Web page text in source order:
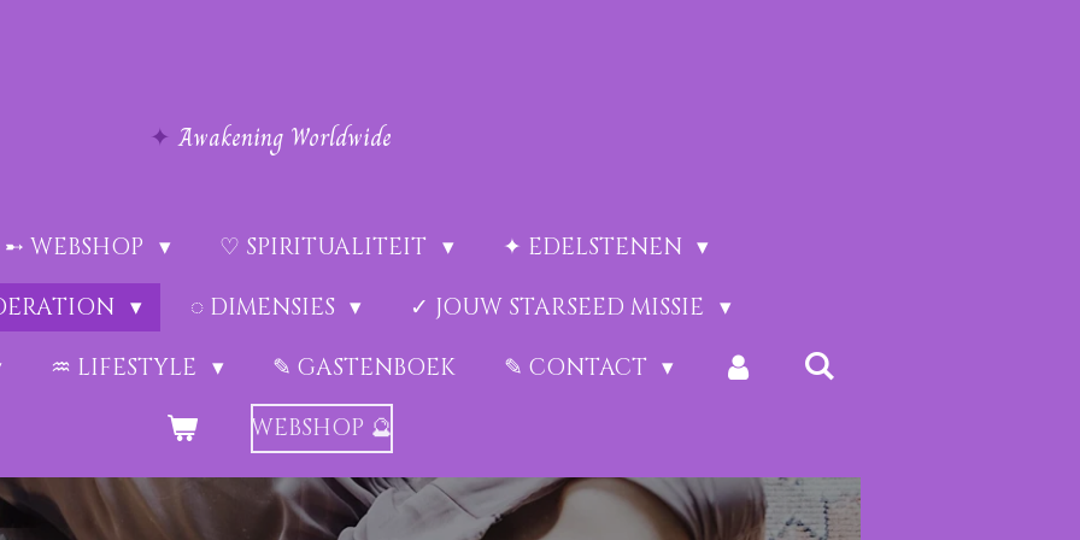
✦ Awakening Worldwide
➸ WEBSHOP ♡ SPIRITUALITEIT
✦ EDELSTENEN
◌ DIMENSIES
✓ JOUW STARSEED MISSIE
♒︎ LIFESTYLE ✎ GASTENBOEK
✎ CONTACT
WEBSHOP 🔮